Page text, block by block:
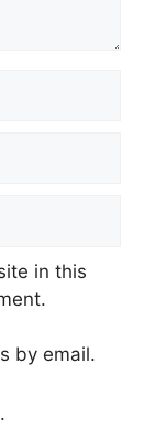
in this
by email.